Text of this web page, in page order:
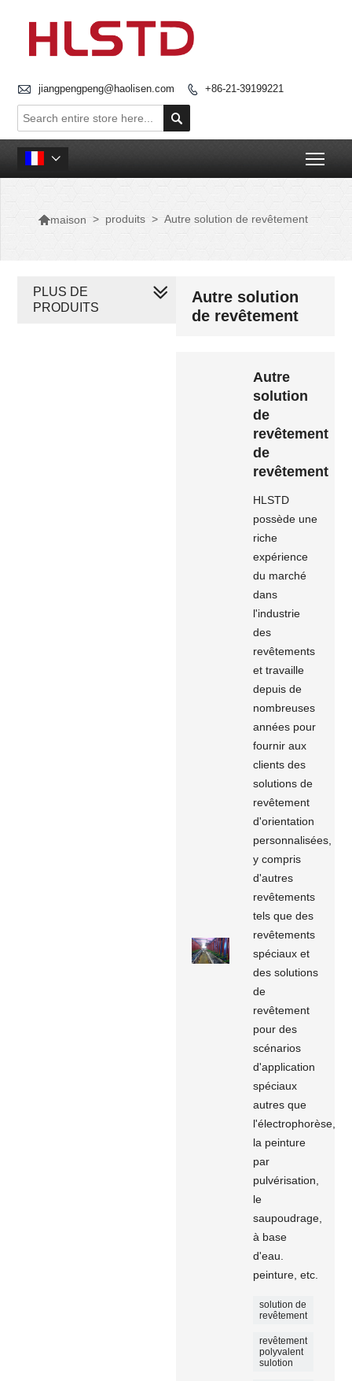
 jiangpengpeng@haolisen.com  +86-21-39199221


maison > produits > Autre solution de revêtement
Autre solution
de revêtement
Autre
solution
de
revêtement
de
revêtement
HLSTD
possède une
riche
expérience
du marché
dans
l'industrie
des
revêtements
et travaille
depuis de
nombreuses
années pour
fournir aux
clients des
solutions de
revêtement
d'orientation
personnalisées,
y compris
d'autres
revêtements
tels que des
revêtements
spéciaux et
des solutions
de
revêtement
pour des
scénarios
d'application
spéciaux
autres que
l'électrophorèse,
la peinture
par
pulvérisation,
le
saupoudrage,
à base
d'eau.
peinture, etc.
solution de
revêtement
revêtement
polyvalent
sulotion
PLUS DE
PRODUITS